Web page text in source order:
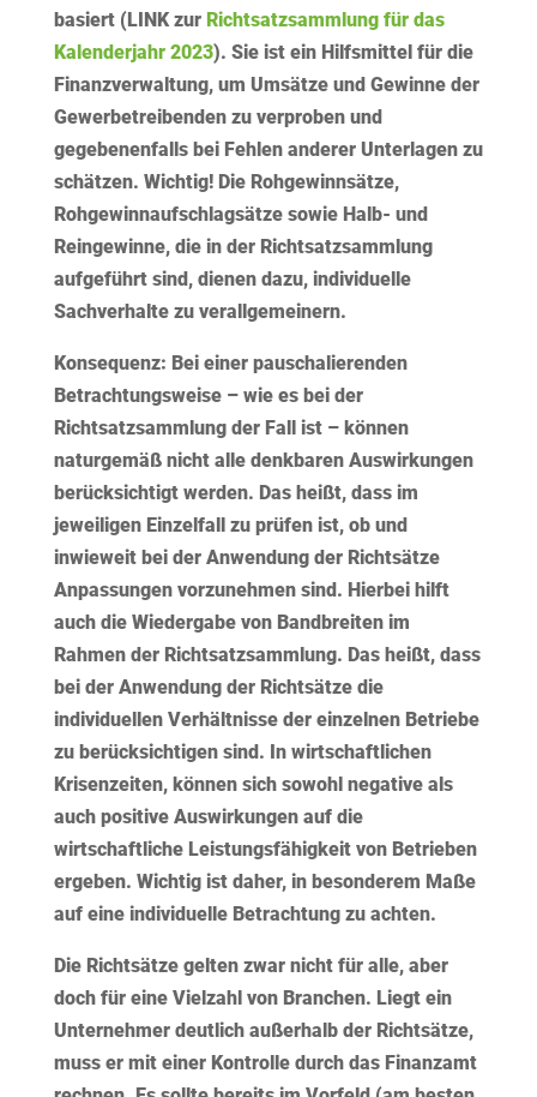
basiert (LINK zur Richtsatzsammlung für das
Kalenderjahr 2023). Sie ist ein Hilfsmittel für die
Finanzverwaltung, um Umsätze und Gewinne der
Gewerbetreibenden zu verproben und
gegebenenfalls bei Fehlen anderer Unterlagen zu
schätzen. Wichtig!Die Rohgewinnsätze,
Rohgewinnaufschlagsätze sowie Halb- und
Reingewinne, die in der Richtsatzsammlung
aufgeführt sind, dienen dazu, individuelle
Sachverhalte zu verallgemeinern.
Konsequenz: Bei einer pauschalierenden
Betrachtungsweise – wie es bei der
Richtsatzsammlung der Fall ist – können
naturgemäß nicht alle denkbaren Auswirkungen
berücksichtigt werden. Das heißt, dass im
jeweiligen Einzelfall zu prüfen ist, ob und
inwieweit bei der Anwendung der Richtsätze
Anpassungen vorzunehmen sind. Hierbei hilft
auch die Wiedergabe von Bandbreiten im
Rahmen der Richtsatzsammlung. Das heißt, dass
bei der Anwendung der Richtsätze die
individuellen Verhältnisse der einzelnen Betriebe
zu berücksichtigen sind. In wirtschaftlichen
Krisenzeiten, können sich sowohl negative als
auch positive Auswirkungen auf die
wirtschaftliche Leistungsfähigkeit von Betrieben
ergeben. Wichtig ist daher, in besonderem Maße
auf eine individuelle Betrachtung zu achten.
Die Richtsätze gelten zwar nicht für alle, aber
doch für eine Vielzahl von Branchen. Liegt ein
Unternehmer deutlich außerhalb der Richtsätze,
muss er mit einer Kontrolle durch das Finanzamt